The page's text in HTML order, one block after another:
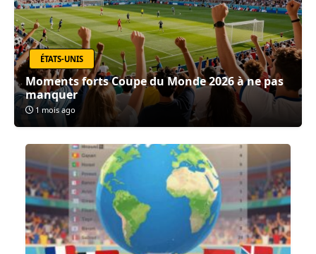
ÉTATS-UNIS
Moments forts Coupe du Monde 2026 à ne pas
manquer
1 mois ago